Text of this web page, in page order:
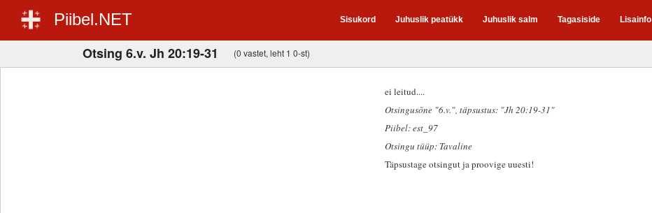
Piibel.NET Sisukord Juhuslik peatükk Juhuslik salm Tagasiside Lisainfo
Otsing 6.v. Jh 20:19-31 (0 vastet, leht 1 0-st)
ei leitud....
Otsingusõne "6.v." , täpsustus: "Jh 20:19-31"
Piibel: est_97
Otsingu tüüp: Tavaline
Täpsustage otsingut ja proovige uuesti!